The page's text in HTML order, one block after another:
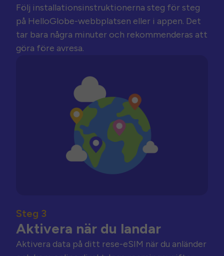
Följ installationsinstruktionerna steg för steg
på HelloGlobe-webbplatsen eller i appen. Det
tar bara några minuter och rekommenderas att
göra före avresa.
Steg 3
Aktivera när du landar
Aktivera data på ditt rese-eSIM när du anländer